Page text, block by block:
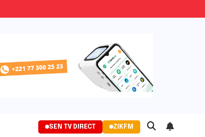
SEN TV DIRECT ZIKFM